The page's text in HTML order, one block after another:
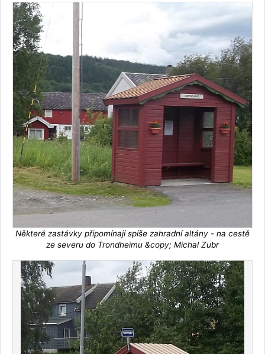
Některé zastávky připomínají spíše zahradní altány - na cestě
ze severu do Trondheimu &copy; Michal Zubr